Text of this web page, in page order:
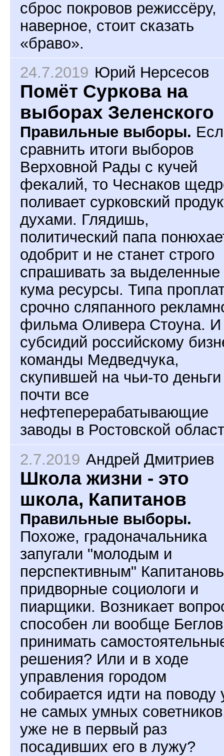
сброс покровов режиссёру,
наверное, стоит сказать
«браво».
24.7.2019 Юрий Нерсесов
Помёт Суркова на
выборах Зеленского
Правильные выборы.
сравнить итоги выборов
Верховной Рады с кучей
фекалий, то Чеснаков
поливает сурковский
духами. Глядишь,
политический папа
одобрит и не станет строго
спрашивать за выделенные
кума ресурсы. Типа
срочно сляпанного
фильма Оливера Стоуна. И
субсидий российскому
команды Медведчука,
скупившей на чьи-то деньги
почти все
нефтеперерабатывающие
заводы в Ростовской
2.7.2019 Андрей Дмитриев
Школа жизни - это
школа, Капитанов
Правильные выборы.
Похоже, градоначальника
запугали "молодым и
перспективным"
придворные социологи и
пиарщики. Возникает
способен ли вообще Беглов
принимать
решения? Или и в ходе
управления городом
собирается идти на поводу
не самых умных
уже не в первый раз
посадивших его в лужу?